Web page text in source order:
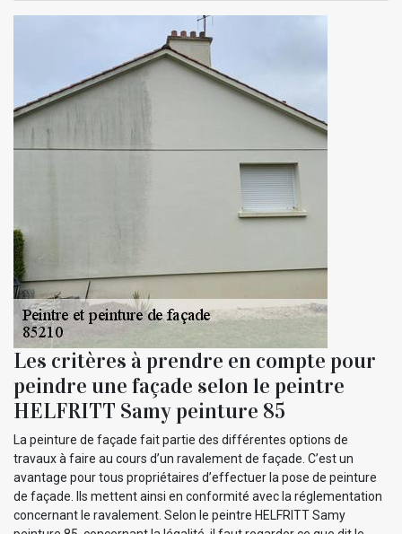
Les critères à prendre en compte pour
peindre une façade selon le peintre
HELFRITT Samy peinture 85
La peinture de façade fait partie des différentes options de
travaux à faire au cours d’un ravalement de façade. C’est un
avantage pour tous propriétaires d’effectuer la pose de peinture
de façade. Ils mettent ainsi en conformité avec la réglementation
concernant le ravalement. Selon le peintre HELFRITT Samy